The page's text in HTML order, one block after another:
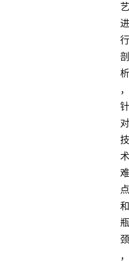
艺
进
行
剖
析
，
针
对
技
术
难
点
和
瓶
颈
，